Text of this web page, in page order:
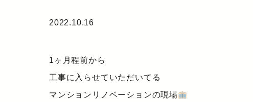
2022.10.16
1ヶ月程前から
工事に入らせていただいてる
マンションリノベーションの現場